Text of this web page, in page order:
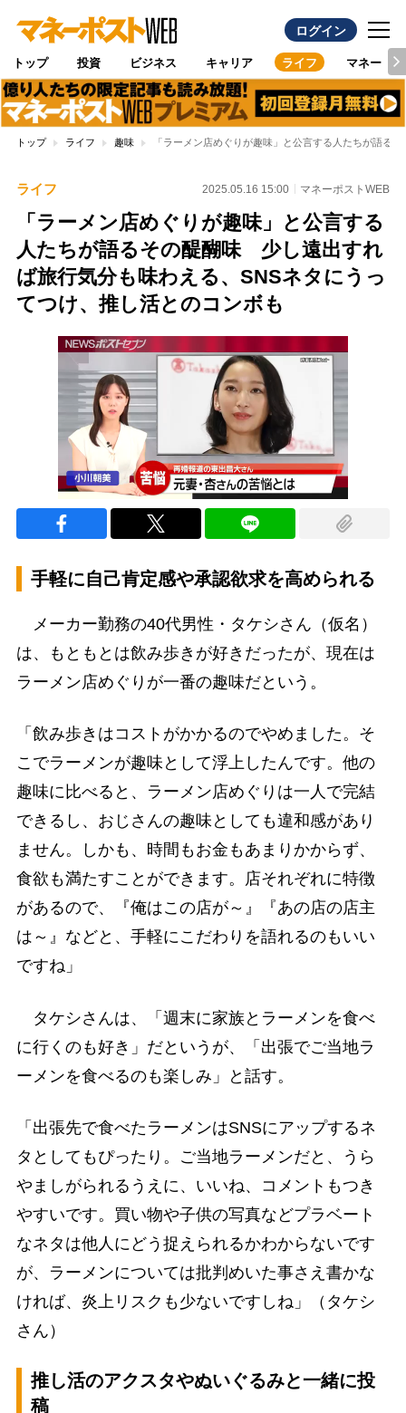
ログイン
トップ 投資 ビジネス キャリア ライフ マネー
トップ ライフ 趣味 「ラーメン店めぐりが趣味」と公言する人たちが語る
ライフ 2025.05.16 15:00 マネーポストWEB
「ラーメン店めぐりが趣味」と公言する
人たちが語るその醍醐味 少し遠出すれ
ば旅行気分も味わえる、SNSネタにうっ
てつけ、推し活とのコンボも
手軽に自己肯定感や承認欲求を高められる
メーカー勤務の40代男性・タケシさん（仮名）
は、もともとは飲み歩きが好きだったが、現在は
ラーメン店めぐりが一番の趣味だという。
「飲み歩きはコストがかかるのでやめました。そ
こでラーメンが趣味として浮上したんです。他の
趣味に比べると、ラーメン店めぐりは一人で完結
できるし、おじさんの趣味としても違和感があり
ません。しかも、時間もお金もあまりかからず、
食欲も満たすことができます。店それぞれに特徴
があるので、『俺はこの店が～』『あの店の店主
は～』などと、手軽にこだわりを語れるのもいい
ですね」
タケシさんは、「週末に家族とラーメンを食べ
に行くのも好き」だというが、「出張でご当地ラ
ーメンを食べるのも楽しみ」と話す。
「出張先で食べたラーメンはSNSにアップするネ
タとしてもぴったり。ご当地ラーメンだと、うら
やましがられるうえに、いいね、コメントもつき
やすいです。買い物や子供の写真などプラベート
なネタは他人にどう捉えられるかわからないです
が、ラーメンについては批判めいた事さえ書かな
ければ、炎上リスクも少ないですしね」（タケシ
さん）
推し活のアクスタやぬいぐるみと一緒に投
稿